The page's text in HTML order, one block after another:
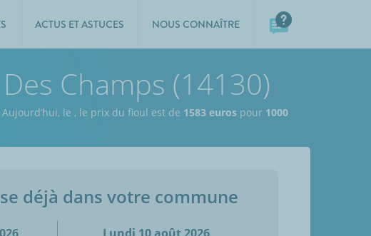
ACTUS ET ASTUCES NOUS CONNAÎTRE
Champs (14130)
Aujourd’hui, le , le prix du fioul est de 1583 euros pour 1000
déjà dans votre commune